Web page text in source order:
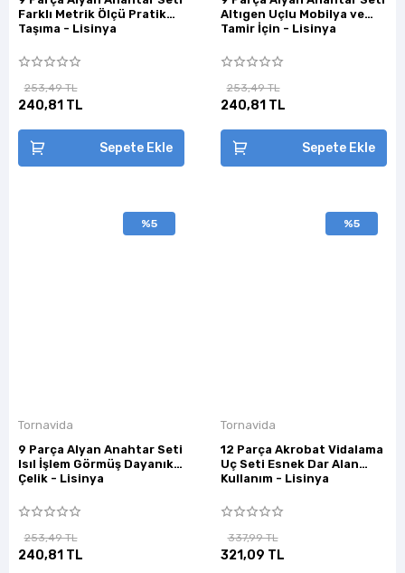
Farklı Metrik Ölçü Pratik
Taşıma - Lisinya
253,49 TL
240,81 TL
Sepete Ekle
Altıgen Uçlu Mobilya ve
Tamir İçin - Lisinya
253,49 TL
240,81 TL
Sepete Ekle
%5
Tornavida
9 Parça Alyan Anahtar Seti
Isıl İşlem Görmüş Dayanıklı
Çelik - Lisinya
253,49 TL
240,81 TL
%5
Tornavida
12 Parça Akrobat Vidalama
Uç Seti Esnek Dar Alan
Kullanım - Lisinya
337,99 TL
321,09 TL